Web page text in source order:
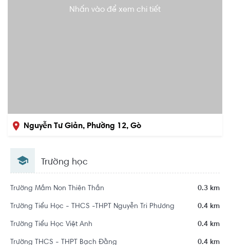
Nhấn vào để xem chi tiết
Nguyễn Tư Giản, Phường 12, Gò
Trường học
Trường Mầm Non Thiên Thần 0.3 km
Trường Tiểu Học - THCS -THPT Nguyễn Tri Phương 0.4 km
Trường Tiểu Học Việt Anh 0.4 km
Trường THCS - THPT Bạch Đằng 0.4 km